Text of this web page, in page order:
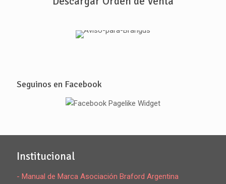
Seguinos en Facebook
Institucional
- Manual de Marca Asociación Braford Argentina